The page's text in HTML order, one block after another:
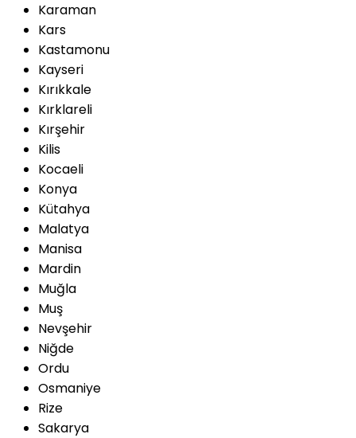
Karaman
Kars
Kastamonu
Kayseri
Kırıkkale
Kırklareli
Kırşehir
Kilis
Kocaeli
Konya
Kütahya
Malatya
Manisa
Mardin
Muğla
Muş
Nevşehir
Niğde
Ordu
Osmaniye
Rize
Sakarya